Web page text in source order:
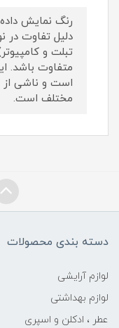
رنگ نمایش
دلیل تفاوت در
تبلت و
متفاوت باشد.
است و ناشی از
مختلف است.
دسته بندی محصولات
لوازم آرایشی
لوازم بهداشتی
عطر ، ادکلن و اسپری